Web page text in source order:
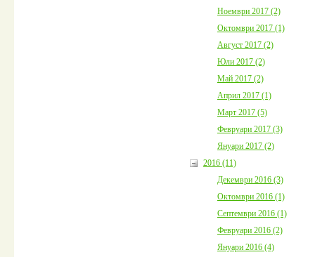
Ноември 2017 (2)
Октомври 2017 (1)
Август 2017 (2)
Юли 2017 (2)
Май 2017 (2)
Април 2017 (1)
Март 2017 (5)
Февруари 2017 (3)
Януари 2017 (2)
2016 (11)
Декември 2016 (3)
Октомври 2016 (1)
Септември 2016 (1)
Февруари 2016 (2)
Януари 2016 (4)